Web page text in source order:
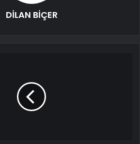
DİLAN BİÇER